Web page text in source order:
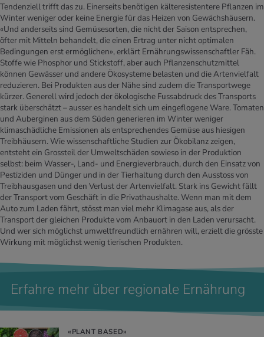
Tendenziell trifft das zu. Einerseits benötigen kälteresistentere Pflanzen im
Winter weniger oder keine Energie für das Heizen von Gewächshäusern.
«Und anderseits sind Gemüsesorten, die nicht der Saison entsprechen,
öfter mit Mitteln behandelt, die einen Ertrag unter nicht optimalen
Bedingungen erst ermöglichen», erklärt Ernährungswissenschaftler Fäh.
Stoffe wie Phosphor und Stickstoff, aber auch Pflanzenschutzmittel
können Gewässer und andere Ökosysteme belasten und die Artenvielfalt
reduzieren. Bei Produkten aus der Nähe sind zudem die Transportwege
kürzer. Generell wird jedoch der ökologische Fussabdruck des Transports
stark überschätzt – ausser es handelt sich um eingeflogene Ware. Tomaten
und Auberginen aus dem Süden generieren im Winter weniger
klimaschädliche Emissionen als entsprechendes Gemüse aus hiesigen
Treibhäusern. Wie wissenschaftliche Studien zur Ökobilanz zeigen,
entsteht ein Grossteil der Umweltschäden sowieso in der Produktion
selbst: beim Wasser-, Land- und Energieverbrauch, durch den Einsatz von
Pestiziden und Dünger und in der Tierhaltung durch den Ausstoss von
Treibhausgasen und den Verlust der Artenvielfalt. Stark ins Gewicht fällt
der Transport vom Geschäft in die Privathaushalte. Wenn man mit dem
Auto zum Laden fährt, stösst man viel mehr Klimagase aus, als der
Transport der gleichen Produkte vom Anbauort in den Laden verursacht.
Und wer sich möglichst umweltfreundlich ernähren will, erzielt die grösste
Wirkung mit möglichst wenig tierischen Produkten.
Erfahre mehr über regionale Ernährung
«PLANT BASED»